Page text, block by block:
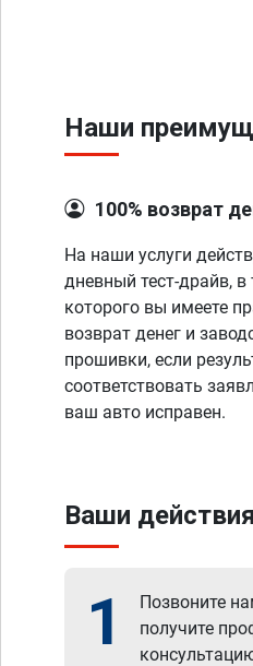
Наши
100% возврат
На наши услуги
дневный тест-драйв, в
которого вы имеете
возврат денег и
прошивки, если
соответствовать
ваш авто исправен.
Ваши
1 Позвоните
получите